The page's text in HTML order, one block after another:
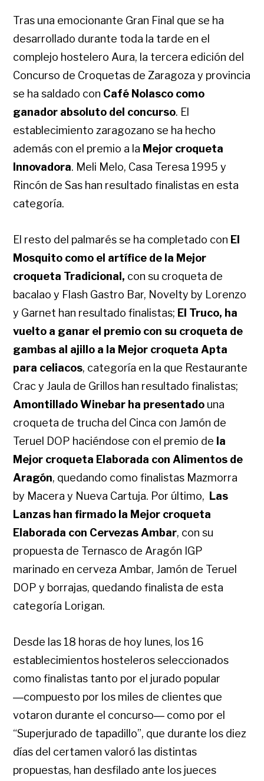
Tras una emocionante Gran Final que se ha
desarrollado durante toda la tarde en el
complejo hostelero Aura, la tercera edición del
Concurso de Croquetas de Zaragoza y provincia
se ha saldado con Café Nolasco como
ganador absoluto del concurso. El
establecimiento zaragozano se ha hecho
además con el premio a la Mejor croqueta
Innovadora. Meli Melo, Casa Teresa 1995 y
Rincón de Sas han resultado finalistas en esta
categoría.
El resto del palmarés se ha completado con El
Mosquito como el artífice de la Mejor
croqueta Tradicional, con su croqueta de
bacalao y Flash Gastro Bar, Novelty by Lorenzo
y Garnet han resultado finalistas; El Truco, ha
vuelto a ganar el premio con su croqueta de
gambas al ajillo a la Mejor croqueta Apta
para celiacos, categoría en la que Restaurante
Crac y Jaula de Grillos han resultado finalistas;
Amontillado Winebar ha presentado una
croqueta de trucha del Cinca con Jamón de
Teruel DOP haciéndose con el premio de la
Mejor croqueta Elaborada con Alimentos de
Aragón, quedando como finalistas Mazmorra
by Macera y Nueva Cartuja. Por último, Las
Lanzas han firmado la Mejor croqueta
Elaborada con Cervezas Ambar, con su
propuesta de Ternasco de Aragón IGP
marinado en cerveza Ambar, Jamón de Teruel
DOP y borrajas, quedando finalista de esta
categoría Lorigan.
Desde las 18 horas de hoy lunes, los 16
establecimientos hosteleros seleccionados
como finalistas tanto por el jurado popular
―compuesto por los miles de clientes que
votaron durante el concurso― como por el
“Superjurado de tapadillo”, que durante los diez
días del certamen valoró las distintas
propuestas, han desfilado ante los jueces